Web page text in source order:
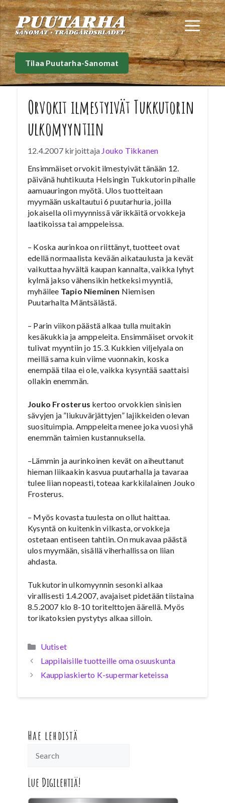
Siirry
sisältöön
Tilaa Puutarha-Sanomat
Orvokit ilmestyivät Tukkutorin
ulkomyyntiin
12.4.2007 kirjoittaja Jouko Tikkanen
Ensimmäiset orvokit ilmestyivät tänään 12.
päivänä huhtikuuta Helsingin Tukkutorin pihalle
aamuauringon myötä. Ulos tuotteitaan
myymään uskaltautui 6 puutarhuria, joilla
jokaisella oli myynnissä värikkäitä orvokkeja
laatikoissa tai amppeleissa.
– Koska aurinkoa on riittänyt, tuotteet ovat
edellä normaalista kevään aikataulusta ja kevät
vaikuttaa hyvältä kaupan kannalta, vaikka lyhyt
kylmä jakso vähensikin hetkeksi myyntiä,
myhäilee Tapio Nieminen Niemisen
Puutarhalta Mäntsälästä.
– Parin viikon päästä alkaa tulla muitakin
kesäkukkia ja amppeleita. Ensimmäiset orvokit
tulivat myyntiin jo 15.3. Kukkien viljelyala on
meillä sama kuin viime vuonnakin, koska
enempää tilaa ei ole, vaikka kysyntää saattaisi
ollakin enemmän.
Jouko Frosterus kertoo orvokkien sinisien
sävyjen ja ”liukuvärjättyjen” lajikkeiden olevan
suosituimpia. Amppeleita menee joka vuosi yhä
enemmän taimien kustannuksella.
–Lämmin ja aurinkoinen kevät on aiheuttanut
hieman liikaakin kasvua puutarhalla ja tavaraa
tulee liian nopeasti, toteaa karkkilalainen Jouko
Frosterus.
– Myös kovasta tuulesta on ollut haittaa.
Kysyntä on kuitenkin vilkasta, orvokkeja
ostetaan entiseen tahtiin. On mukavaa päästä
ulos myymään, sisällä viherhallissa on liian
ahdasta.
Tukkutorin ulkomyynnin sesonki alkaa
virallisesti 1.4.2007, avajaiset pidetään tiistaina
8.5.2007 klo 8-10 toritelttojen äärellä. Myös
torikatoksien pystytys alkaa silloin.
Kategoriat
Uutiset
Lappilaisille tuotteille oma osuuskunta
Kauppiaskierto K-supermarketeissa
Hae lehdistä
Lue Digilehtiä!